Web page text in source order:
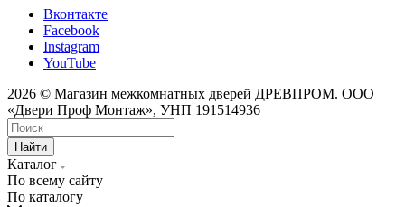
Вконтакте
Facebook
Instagram
YouTube
2026 © Магазин межкомнатных дверей ДРЕВПРОМ. ООО
«Двери Проф Монтаж», УНП 191514936
Найти
Каталог
По всему сайту
По каталогу